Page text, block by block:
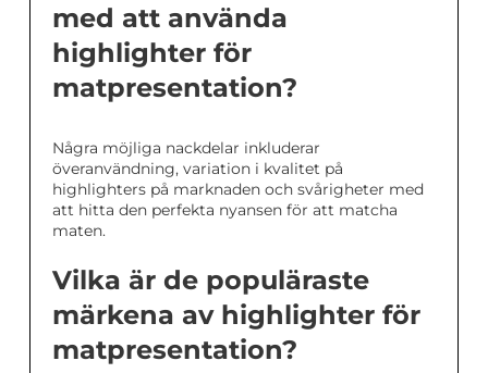
med att använda
highlighter för
matpresentation?
Några möjliga nackdelar inkluderar
överanvändning, variation i kvalitet på
highlighters på marknaden och svårigheter med
att hitta den perfekta nyansen för att matcha
maten.
Vilka är de populäraste
märkena av highlighter för
matpresentation?